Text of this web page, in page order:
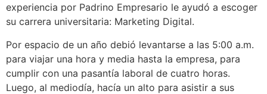
experiencia por Padrino Empresario le ayudó a escoger
su carrera universitaria: Marketing Digital.
Por espacio de un año debió levantarse a las 5:00 a.m.
para viajar una hora y media hasta la empresa, para
cumplir con una pasantía laboral de cuatro horas.
Luego, al mediodía, hacía un alto para asistir a sus